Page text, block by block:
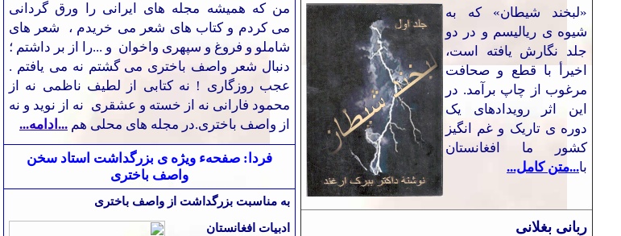
من که همیشه مجله های ایرانی را ورق گردانی
می کردم و کتاب های شعر می خریدم ، شعر های
شاملو و فروغ و سپهری واخوان و ...را از بر داشتم ؛
دنبال شعر واصف باختری می گشتم نه می یافتم .
عجب روزگاری ! نه کتابی از لطیف ناظمی نه از
محمود فارانی نه از خسته و عشقری نه از نوید و نه
از واصف باختری.در مجله های محلی هم ...ادامه...
فردا: صفحهء ویژه ی بزرگداشت استاد سخن
واصف باختری
به مناسبت بزرگ⁯داشت از واصف باختری
ادبیات افغانستان
«لبخند شیطان» که به
شیوه ی ریالیسم و در دو
جلد نگارش یافته است،
اخیرأ با قطع و صحافت
مرغوب از چاپ برآمد. در
این اثر رویدادهای یک
دوره ی تاریک و غم انگیز
کشور ما افغانستان
با...متن کامل...
ربانی بغلانی